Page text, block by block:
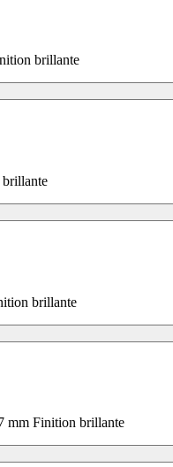
brillante
brillante
brillante
mm Finition brillante